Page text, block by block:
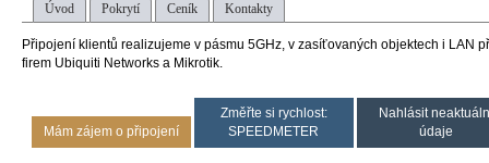
Úvod Pokrytí Ceník Kontakty
Připojení klientů realizujeme v pásmu 5GHz, v zasíťovaných objektech i LAN
firem Ubiquiti Networks a Mikrotik.
Mám zájem o připojení
Změřte si rychlost:
SPEEDMETER
Nahlásit
údaje